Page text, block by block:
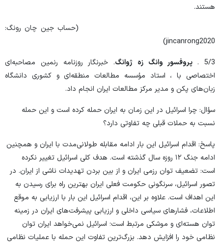
هستند.
(حساب جین چان رونگ:
jincanrong2020)
5/3 . پروفسور وانگ زه ‌ژوانگ. خبرنگار روزنامه رنمین مصاحبه‌ای
اختصاصی با ، استاد مؤسسه مطالعات منطقه‌ای و کشوری دانشگاه
زبان‌های پکن و مدیر مرکز مطالعات ایران انجام داد.
سؤال: چرا اسرائیل در این زمان به ایران حمله کرده است و این حمله
نسبت به حملات قبلی چه تفاوتی دارد؟
پاسخ: اقدام اسرائیل این بار ادامه مقابله طولانی‌مدت با ایران و همچنین
ادامه جنگ ۱۲ روزه سال گذشته است. هدف کلی اسرائیل تغییر نکرده
است: تضعیف توان رزمی ایران و از بین بردن تهدیدات ناشی از ایران. در
تصور اسرائیل، سرنگونی حکومت فعلی ایران بهترین راه برای رسیدن به
این اهداف است. علاوه بر این، اقدام اسرائیل این بار با ارزیابی به موقع
اطلاعات، فشارهای سیاسی داخلی و ارزیابی پیشرفت‌های ایران در زمینه
توان هسته‌ای و موشکی مرتبط است؛ اسرائیل نمی‌خواهد ایران توان
نظامی خود را افزایش دهد. بزرگ‌ترین تفاوت این حمله با عملیات نظامی